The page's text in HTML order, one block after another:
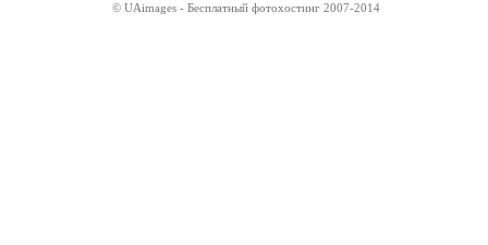
© UAimages - Бесплатный фотохостинг 2007-2014